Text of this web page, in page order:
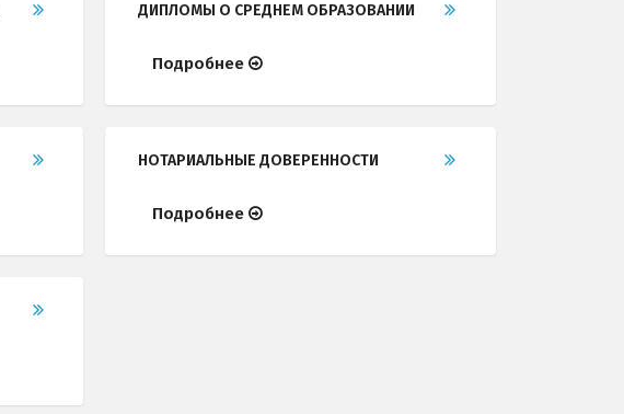
ДИПЛОМЫ О СРЕДНЕМ ОБРАЗОВАНИИ
Подробнее
НОТАРИАЛЬНЫЕ ДОВЕРЕННОСТИ
Подробнее